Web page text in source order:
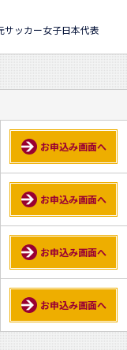
ッカー女子日本代表
お申込み画面へ
お申込み画面へ
お申込み画面へ
お申込み画面へ